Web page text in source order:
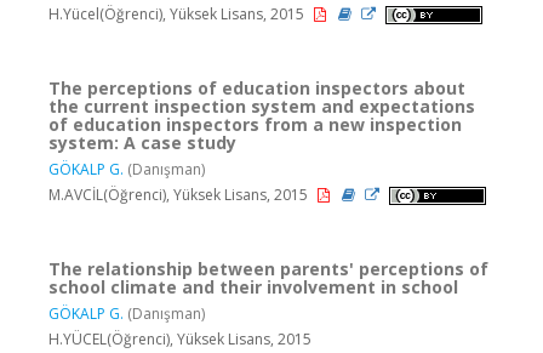
H.Yücel(Öğrenci), Yüksek Lisans, 2015
The perceptions of education inspectors about
the current inspection system and expectations
of education inspectors from a new inspection
system: A case study
GÖKALP G. (Danışman)
M.AVCİL(Öğrenci), Yüksek Lisans, 2015
The relationship between parents' perceptions of
school climate and their involvement in school
GÖKALP G. (Danışman)
H.YÜCEL(Öğrenci), Yüksek Lisans, 2015